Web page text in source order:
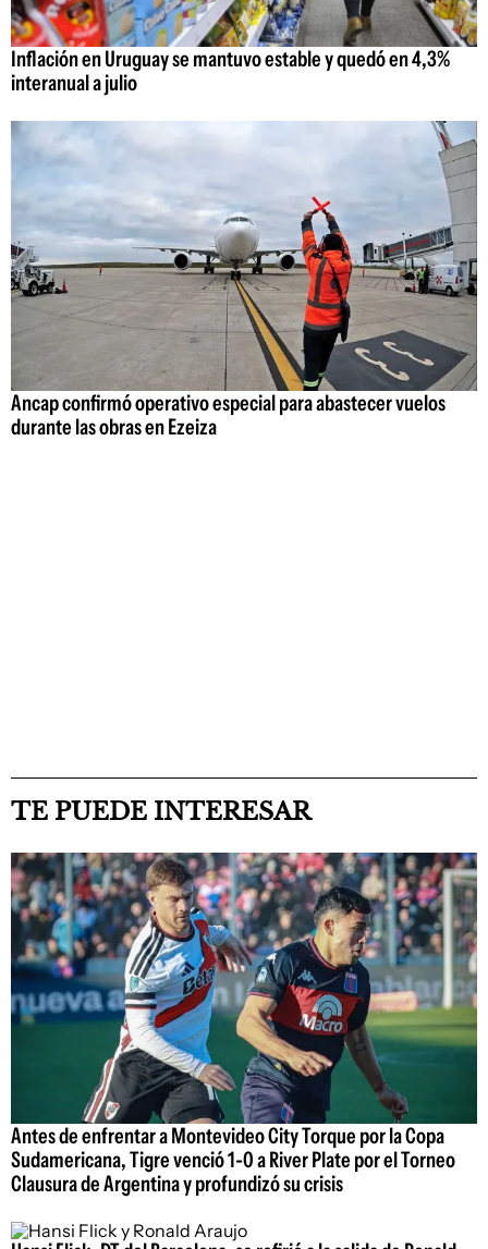
Inflación en Uruguay se mantuvo estable y quedó en 4,3%
interanual a julio
Ancap confirmó operativo especial para abastecer vuelos
durante las obras en Ezeiza
TE PUEDE INTERESAR
Antes de enfrentar a Montevideo City Torque por la Copa
Sudamericana, Tigre venció 1-0 a River Plate por el Torneo
Clausura de Argentina y profundizó su crisis